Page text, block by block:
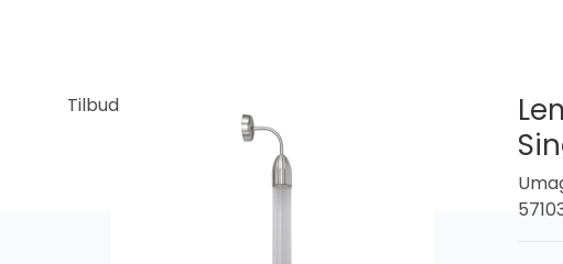
Tilbud